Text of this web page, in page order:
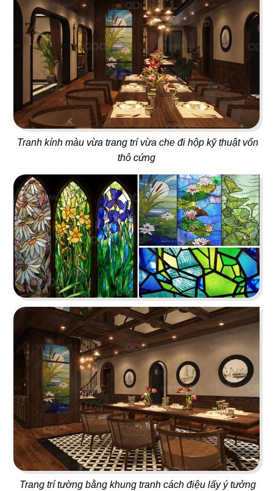
Tranh kính màu vừa trang trí vừa che đi hộp kỹ thuật vốn
thô cứng
Trang trí tường bằng khung tranh cách điệu lấy ý tưởng
TIN
TỨC
LIÊN
HỆ
TORI MATSUKI
Nhà hàng Nhật
08
KING COFFEE
Quán cafe
09
ORIFOOD - LÊ VĂN SỸ
BBQ & Hotpot
10
LA VISTA
Nhà hàng Âu
11
YUMMY BABOON
Gà rán
12
MASHA & THE BEAR
Buffet
13
MARINA
Coffee
14
CK PIZZA
Nhà hàng Âu